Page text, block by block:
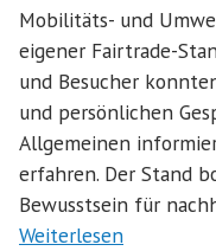
Mobilitäts- und
eigener Fairtrade-
und Besucher
und persönlichen
Allgemeinen
erfahren. Der Stand
Bewusstsein für
Weiterlesen